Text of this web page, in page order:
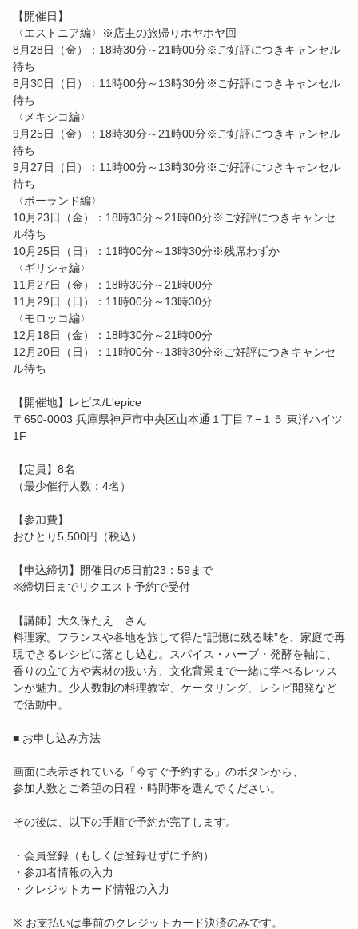
【開催日】
〈エストニア編〉※店主の旅帰りホヤホヤ回
8月28日（金）：18時30分～21時00分※ご好評につきキャンセル
待ち
8月30日（日）：11時00分～13時30分※ご好評につきキャンセル
待ち
〈メキシコ編〉
9月25日（金）：18時30分～21時00分※ご好評につきキャンセル
待ち
9月27日（日）：11時00分～13時30分※ご好評につきキャンセル
待ち
〈ポーランド編〉
10月23日（金）：18時30分～21時00分※ご好評につきキャンセ
ル待ち
10月25日（日）：11時00分～13時30分※残席わずか
〈ギリシャ編〉
11月27日（金）：18時30分～21時00分
11月29日（日）：11時00分～13時30分
〈モロッコ編〉
12月18日（金）：18時30分～21時00分
12月20日（日）：11時00分～13時30分※ご好評につきキャンセ
ル待ち
【開催地】レピス/L'epice
〒650-0003 兵庫県神戸市中央区山本通１丁目７−１５ 東洋ハイツ
1F
【定員】8名
（最少催行人数：4名）
【参加費】
おひとり5,500円（税込）
【申込締切】開催日の5日前23：59まで
※締切日までリクエスト予約で受付
【講師】大久保たえ さん
料理家。フランスや各地を旅して得た“記憶に残る味”を、家庭で再
現できるレシピに落とし込む。スパイス・ハーブ・発酵を軸に、
香りの立て方や素材の扱い方、文化背景まで一緒に学べるレッス
ンが魅力。少人数制の料理教室、ケータリング、レシピ開発など
で活動中。
■ お申し込み方法
画面に表示されている「今すぐ予約する」のボタンから、
参加人数とご希望の日程・時間帯を選んでください。
その後は、以下の手順で予約が完了します。
・会員登録（もしくは登録せずに予約）
・参加者情報の入力
・クレジットカード情報の入力
※ お支払いは事前のクレジットカード決済のみです。